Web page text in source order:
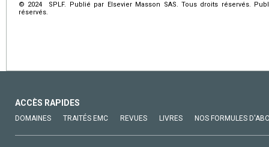
© 2024 SPLF. Publié par Elsevier Masson SAS. Tous droits réservés.
réservés.
ACCÈS RAPIDES
DOMAINES TRAITÉS EMC REVUES LIVRES NOS FORMULES